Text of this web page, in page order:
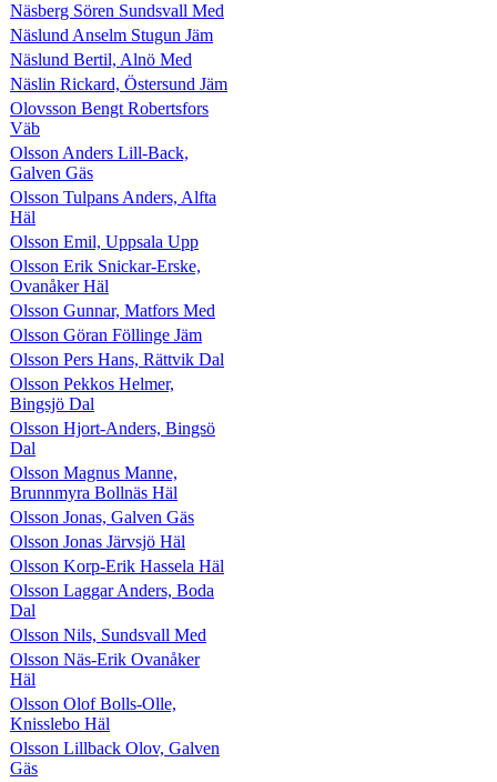
Näsberg Sören Sundsvall Med
Näslund Anselm Stugun Jäm
Näslund Bertil, Alnö Med
Näslin Rickard, Östersund Jäm
Olovsson Bengt Robertsfors
Väb
Olsson Anders Lill-Back,
Galven Gäs
Olsson Tulpans Anders, Alfta
Häl
Olsson Emil, Uppsala Upp
Olsson Erik Snickar-Erske,
Ovanåker Häl
Olsson Gunnar, Matfors Med
Olsson Göran Föllinge Jäm
Olsson Pers Hans, Rättvik Dal
Olsson Pekkos Helmer,
Bingsjö Dal
Olsson Hjort-Anders, Bingsö
Dal
Olsson Magnus Manne,
Brunnmyra Bollnäs Häl
Olsson Jonas, Galven Gäs
Olsson Jonas Järvsjö Häl
Olsson Korp-Erik Hassela Häl
Olsson Laggar Anders, Boda
Dal
Olsson Nils, Sundsvall Med
Olsson Näs-Erik Ovanåker
Häl
Olsson Olof Bolls-Olle,
Knisslebo Häl
Olsson Lillback Olov, Galven
Gäs